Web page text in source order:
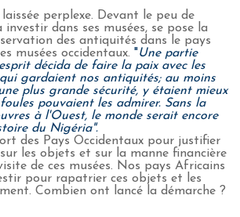
perplexe. Devant le peu de
dans ses musées, se pose la
des antiquités dans le pays
musées occidentaux. "Une partie
décida de faire la paix avec les
gardaient nos antiquités; au moins
plus grande sécurité, y étaient mieux
pouvaient les admirer. Sans la
à l'Ouest, le monde serait encore
du Nigéria".
des Pays Occidentaux pour justifier
les objets et sur la manne financière
de ces musées. Nos pays Africains
pour rapatrier ces objets et les
Combien ont lancé la démarche ?